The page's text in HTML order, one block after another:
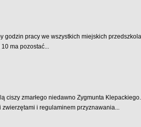
godzin pracy we wszystkich miejskich
ma pozostać...
ciszy zmarłego niedawno Zygmunta
i regulaminem przyznawania...